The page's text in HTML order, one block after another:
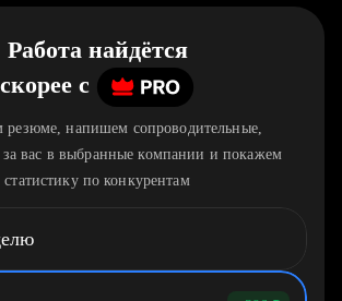
Работа найдётся
скорее c
напишем сопроводительные,
за вас в выбранные компании и покажем
статистику по конкурентам